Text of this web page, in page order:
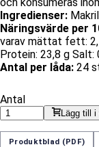
Ingredienser:
Näringsvärde per
varav mättat fett:
Protein: 23,8 g Salt:
Antal per låda: 24
Antal
Lägg till i
Produktblad (PDF)